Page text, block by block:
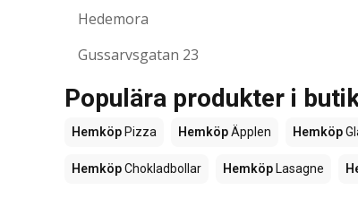
Hedemora
Gussarvsgatan 23
Populära produkter i
HemköpPizza HemköpÄpplen Hemköp
HemköpChokladbollar HemköpLasagne